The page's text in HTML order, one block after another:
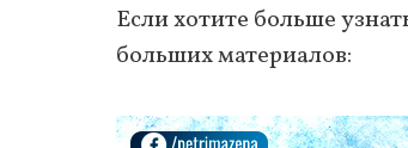
Если хотите больше
больших материалов: